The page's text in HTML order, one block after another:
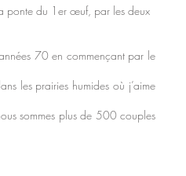
ponte du 1er œuf, par les deux
70 en commençant par le
les prairies humides où j’aime
sommes plus de 500 couples